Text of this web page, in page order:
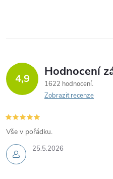
4,9 Hodnocení
1622 hodnocení
Zobrazit recenze
25.5.2026
Vše v pořádku.